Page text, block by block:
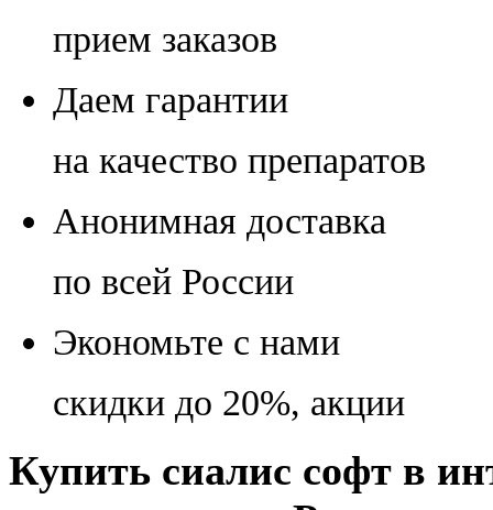
прием заказов
Даем гарантии
на качество препаратов
Анонимная доставка
по всей России
Экономьте с нами
скидки до 20%, акции
Купить сиалис софт в